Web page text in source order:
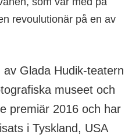
revoulutionär på en av
Glada Hudik-teatern
museet och
premiär 2016 och har
i Tyskland, USA